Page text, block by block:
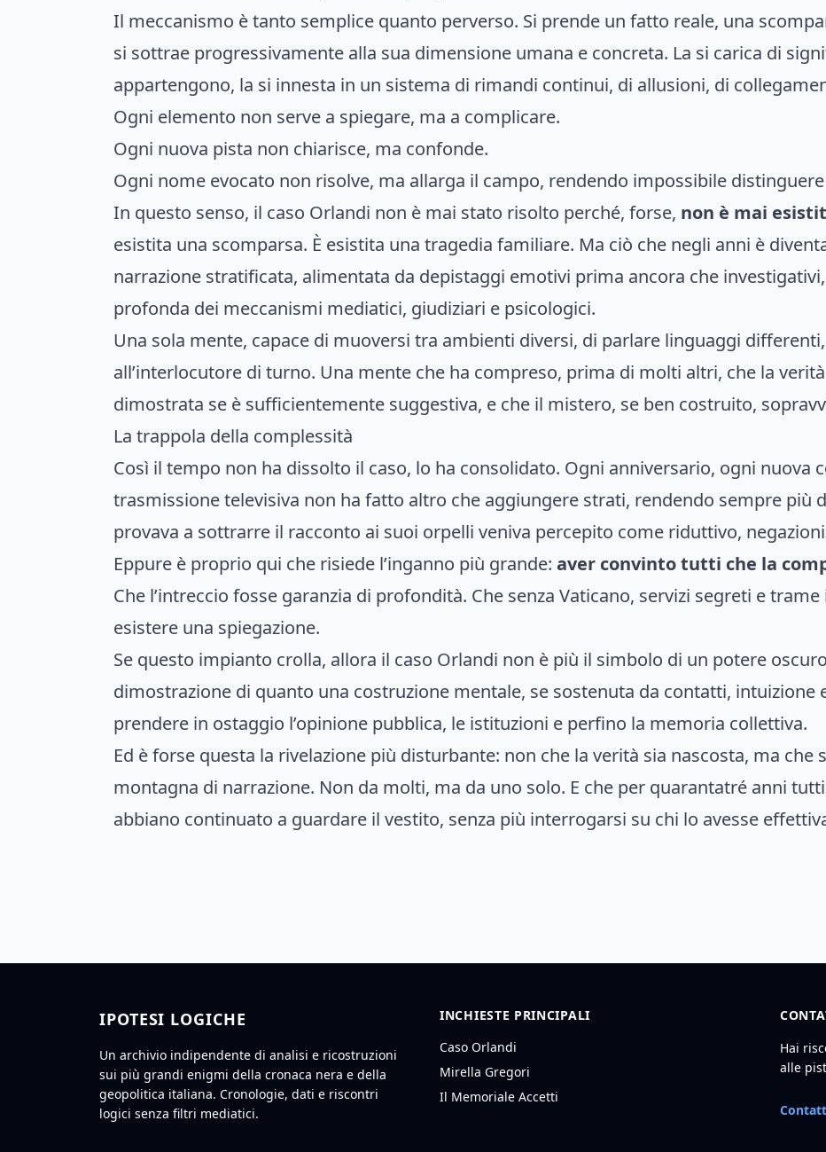
Il meccanismo è tanto semplice quanto perverso. Si prende un fatto reale, una
si sottrae progressivamente alla sua dimensione umana e concreta. La si carica di
appartengono, la si innesta in un sistema di rimandi continui, di allusioni, di
Ogni elemento non serve a spiegare, ma a complicare.
Ogni nuova pista non chiarisce, ma confonde.
Ogni nome evocato non risolve, ma allarga il campo, rendendo impossibile
In questo senso, il caso Orlandi non è mai stato risolto perché, forse, non è mai
esistita una scomparsa. È esistita una tragedia familiare. Ma ciò che negli anni è
narrazione stratificata, alimentata da depistaggi emotivi prima ancora che
profonda dei meccanismi mediatici, giudiziari e psicologici.
Una sola mente, capace di muoversi tra ambienti diversi, di parlare linguaggi
all’interlocutore di turno. Una mente che ha compreso, prima di molti altri, che la
dimostrata se è sufficientemente suggestiva, e che il mistero, se ben costruito,
La trappola della complessità
Così il tempo non ha dissolto il caso, lo ha consolidato. Ogni anniversario, ogni nuova
trasmissione televisiva non ha fatto altro che aggiungere strati, rendendo sempre più
provava a sottrarre il racconto ai suoi orpelli veniva percepito come riduttivo,
Eppure è proprio qui che risiede l’inganno più grande: aver convinto tutti che la
Che l’intreccio fosse garanzia di profondità. Che senza Vaticano, servizi segreti e
esistere una spiegazione.
Se questo impianto crolla, allora il caso Orlandi non è più il simbolo di un potere
dimostrazione di quanto una costruzione mentale, se sostenuta da contatti, intuizione
prendere in ostaggio l’opinione pubblica, le istituzioni e perfino la memoria collettiva.
Ed è forse questa la rivelazione più disturbante: non che la verità sia nascosta, ma che
montagna di narrazione. Non da molti, ma da uno solo. E che per quarantatré anni
abbiano continuato a guardare il vestito, senza più interrogarsi su chi lo avesse
IPOTESI LOGICHE
Un archivio indipendente di analisi e ricostruzioni
sui più grandi enigmi della cronaca nera e della
geopolitica italiana. Cronologie, dati e riscontri
logici senza filtri mediatici.
INCHIESTE PRINCIPALI
Caso Orlandi
Mirella Gregori
Il Memoriale Accetti
Hai
alle